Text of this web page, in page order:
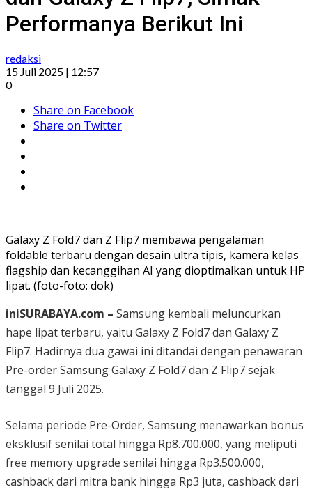
Performanya Berikut Ini
redaksi
15 Juli 2025 | 12:57
0
Share on Facebook
Share on Twitter
Galaxy Z Fold7 dan Z Flip7 membawa pengalaman
foldable terbaru dengan desain ultra tipis, kamera kelas
flagship dan kecanggihan AI yang dioptimalkan untuk HP
lipat. (foto-foto: dok)
iniSURABAYA.com – Samsung kembali meluncurkan
hape lipat terbaru, yaitu Galaxy Z Fold7 dan Galaxy Z
Flip7. Hadirnya dua gawai ini ditandai dengan penawaran
Pre-order Samsung Galaxy Z Fold7 dan Z Flip7 sejak
tanggal 9 Juli 2025.
Selama periode Pre-Order, Samsung menawarkan bonus
eksklusif senilai total hingga Rp8.700.000, yang meliputi
free memory upgrade senilai hingga Rp3.500.000,
cashback dari mitra bank hingga Rp3 juta, cashback dari